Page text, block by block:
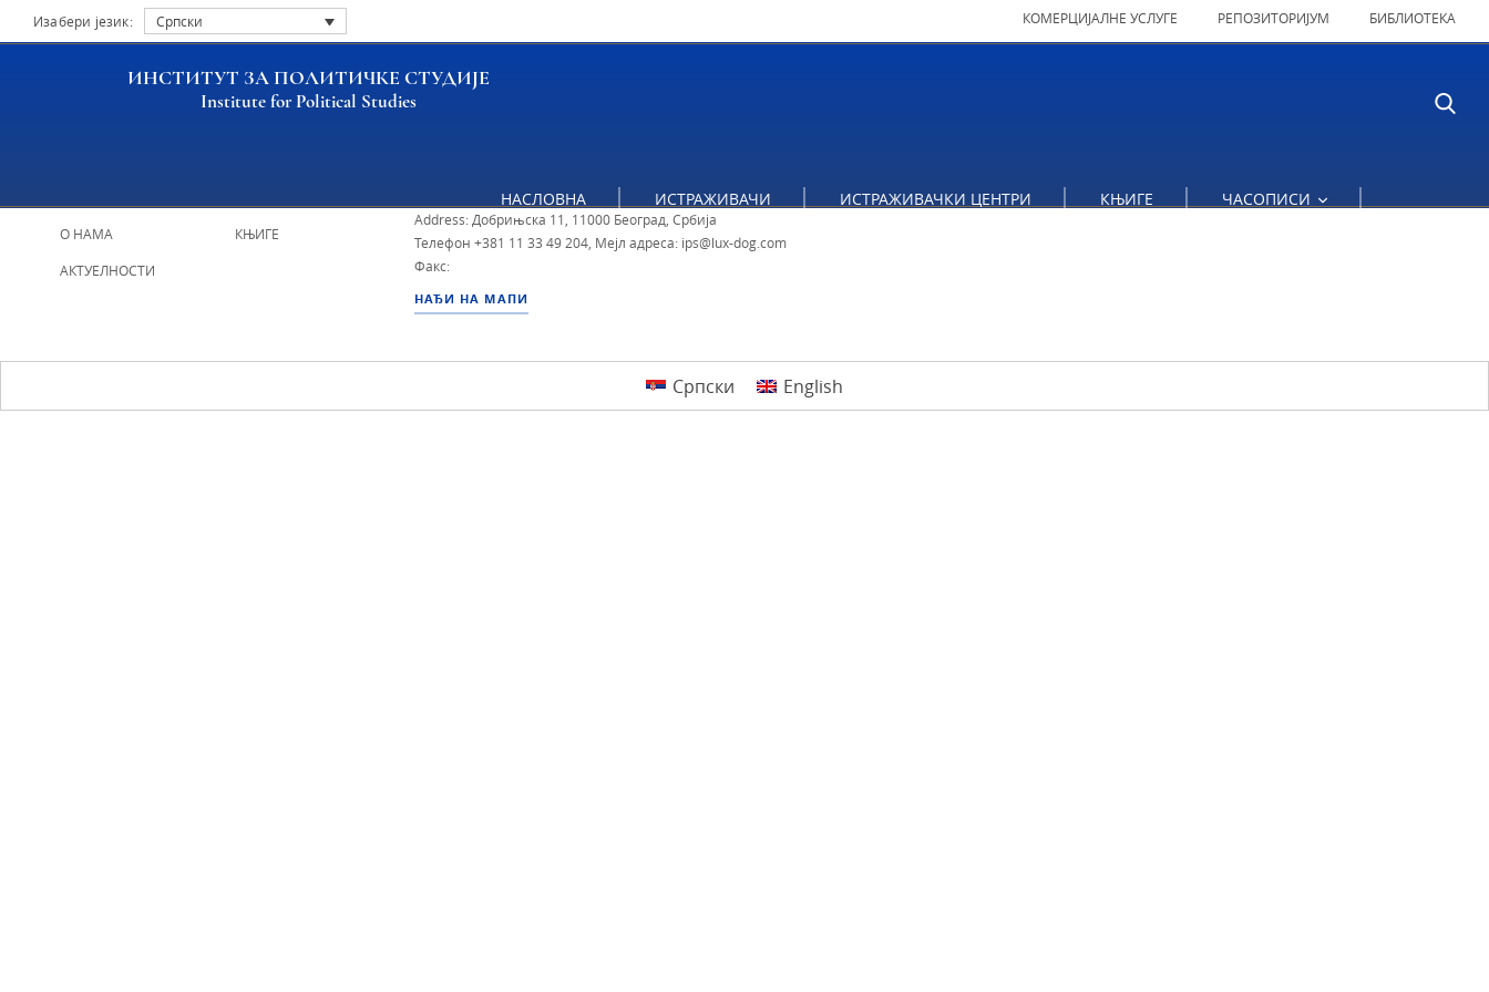
Изабери језик: Српски КОМЕРЦИЈАЛНЕ УСЛУГЕ РЕПОЗИТОРИЈУМ БИБЛИОТЕКА
ИНСТИТУТ ЗА ПОЛИТИЧКЕ СТУДИЈЕ
Institute for Political Studies
НАСЛОВНА ИСТРАЖИВАЧИ ИСТРАЖИВАЧКИ ЦЕНТРИ КЊИГЕ ЧАСОПИСИ
О НАМА
АКТУЕЛНОСТИ
КЊИГЕ
ИПС - Институт за политичке студије
Address: Добрињска 11, 11000 Београд, Србија
Телефон +381 11 33 49 204, Мејл адреса: ips@lux-dog.com
Факс:
НАЂИ НА МАПИ
Српски English